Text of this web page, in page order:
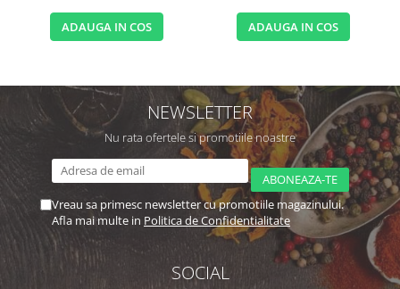
ADAUGA IN COS ADAUGA IN COS
NEWSLETTER
Nu rata ofertele si promotiile noastre
Vreau sa primesc newsletter cu promotiile magazinului.
Afla mai multe in Politica de Confidentialitate
SOCIAL